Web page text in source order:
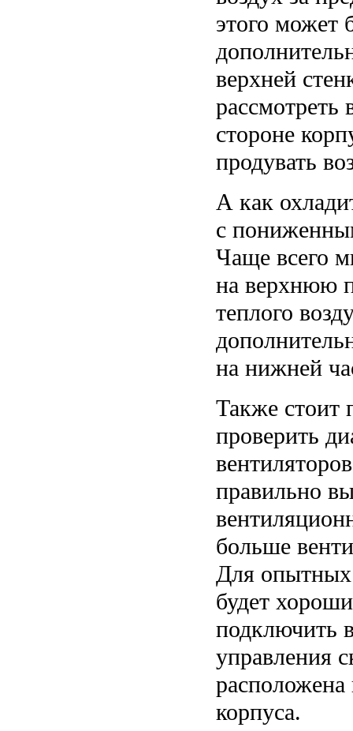
этого может
верхней
стороне
продувать
А как
с
Чаще всего
на верхнюю
теплого
на нижней
Также стоит
проверить
правильно
больше
Для опытных
будет
подключить
управления
расположена
корпуса.